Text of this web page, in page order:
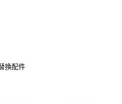
，即可結帳。
付款。
後，即可完成結帳。
通知簡訊。
上)免運費
上)免運費
換配件